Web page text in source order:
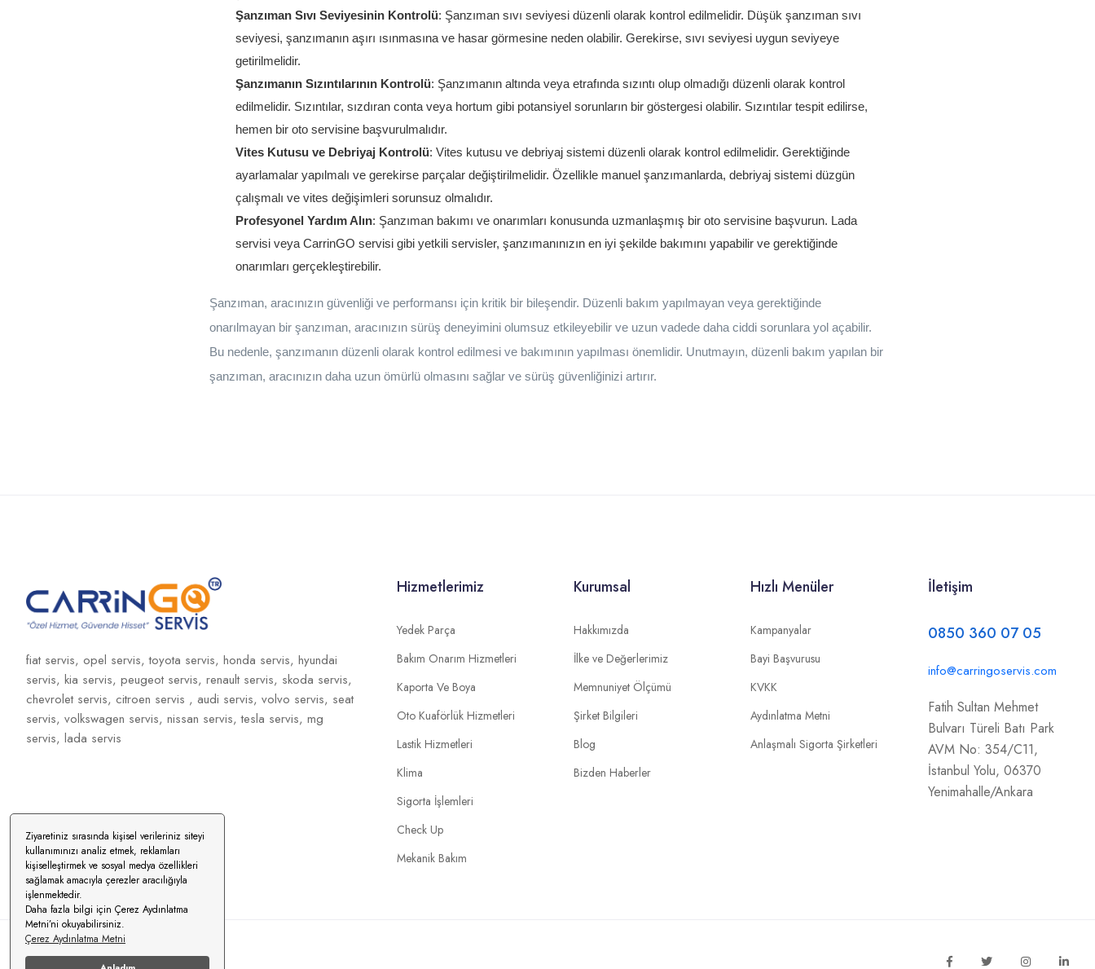
Ziyaretiniz sırasında kişisel verileriniz siteyi
kullanımınızı analiz etmek, reklamları
kişiselleştirmek ve sosyal medya özellikleri
sağlamak amacıyla çerezler aracılığıyla
işlenmektedir.
Daha fazla bilgi için Çerez Aydınlatma
Metni’ni okuyabilirsiniz.
Çerez Aydınlatma Metni
Şanzıman Sıvı Seviyesinin Kontrolü: Şanzıman sıvı seviyesi düzenli olarak kontrol edilmelidir. Düşük şanzıman sıvı
seviyesi, şanzımanın aşırı ısınmasına ve hasar görmesine neden olabilir. Gerekirse, sıvı seviyesi uygun seviyeye
getirilmelidir.
Şanzımanın Sızıntılarının Kontrolü: Şanzımanın altında veya etrafında sızıntı olup olmadığı düzenli olarak kontrol
edilmelidir. Sızıntılar, sızdıran conta veya hortum gibi potansiyel sorunların bir göstergesi olabilir. Sızıntılar tespit edilirse,
hemen bir oto servisine başvurulmalıdır.
Vites Kutusu ve Debriyaj Kontrolü: Vites kutusu ve debriyaj sistemi düzenli olarak kontrol edilmelidir. Gerektiğinde
ayarlamalar yapılmalı ve gerekirse parçalar değiştirilmelidir. Özellikle manuel şanzımanlarda, debriyaj sistemi düzgün
çalışmalı ve vites değişimleri sorunsuz olmalıdır.
Profesyonel Yardım Alın: Şanzıman bakımı ve onarımları konusunda uzmanlaşmış bir oto servisine başvurun. Lada
servisi veya CarrinGO servisi gibi yetkili servisler, şanzımanınızın en iyi şekilde bakımını yapabilir ve gerektiğinde
onarımları gerçekleştirebilir.
Şanzıman, aracınızın güvenliği ve performansı için kritik bir bileşendir. Düzenli bakım yapılmayan veya gerektiğinde
onarılmayan bir şanzıman, aracınızın sürüş deneyimini olumsuz etkileyebilir ve uzun vadede daha ciddi sorunlara yol açabilir.
Bu nedenle, şanzımanın düzenli olarak kontrol edilmesi ve bakımının yapılması önemlidir. Unutmayın, düzenli bakım yapılan bir
şanzıman, aracınızın daha uzun ömürlü olmasını sağlar ve sürüş güvenliğinizi artırır.
fiat servis, opel servis,toyota servis, honda servis, hyundai
servis, kia servis, peugeot servis, renault servis, skoda servis,
chevrolet servis, citroen servis , audi servis, volvo servis, seat
servis, volkswagen servis, nissan servis,tesla servis, mg
servis, lada servis
Hizmetlerimiz
Yedek Parça
Bakım Onarım Hizmetleri
Kaporta Ve Boya
Oto Kuaförlük Hizmetleri
Lastik Hizmetleri
Klima
Sigorta İşlemleri
Check Up
Mekanik Bakım
Kurumsal
Hakkımızda
İlke ve Değerlerimiz
Memnuniyet Ölçümü
Şirket Bilgileri
Blog
Bizden Haberler
Hızlı Menüler
Kampanyalar
Bayi Başvurusu
KVKK
Aydınlatma Metni
Anlaşmalı Sigorta Şirketleri
İletişim
0850 360 07 05
info@carringoservis.com
Fatih Sultan Mehmet
Bulvarı Türeli Batı Park
AVM No: 354/C11,
İstanbul Yolu, 06370
Yenimahalle/Ankara
© 2026 | Tekşen Bilişim